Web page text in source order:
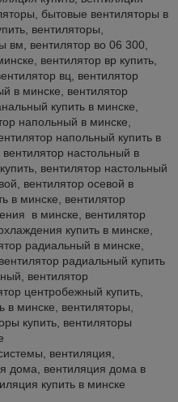
бытовые вентиляторы в
вентиляторы,
вм, вентилятор во 06 300,
вентилятор вр купить,
вц, вентилятор
в минске, вентилятор
купить в минске,
напольный в минске,
напольный купить в
настольный в
вентилятор настольный
вентилятор осевой в
в минске, вентилятор
в минске, вентилятор
купить в минске,
радиальный в минске,
радиальный купить
вентилятор
центробежный купить,
в минске, вентиляторы,
купить, вентиляторы
вентиляция,
дома, вентиляция дома в
купить в минске